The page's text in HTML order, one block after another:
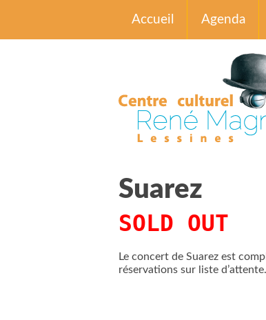
Accueil Agenda
Suarez
SOLD OUT
Le concert de Suarez est
réservations sur liste d’attente.